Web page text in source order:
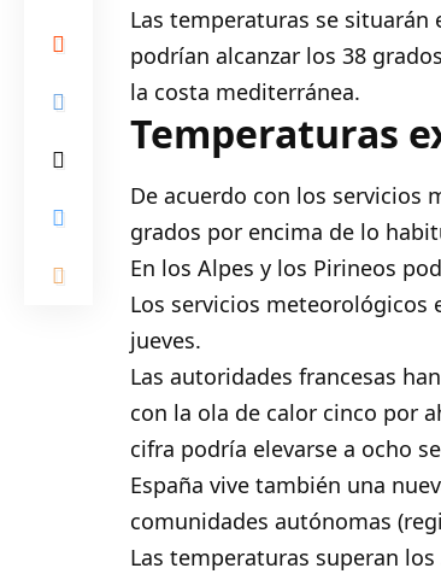
Las temperaturas se situarán
podrían alcanzar los 38
la costa mediterránea.
Temperaturas
De acuerdo con los servicios
grados por encima de lo
En los Alpes y los Pirineos
Los servicios meteorológicos
jueves.
Las autoridades francesas
con la ola de calor cinco por
cifra podría elevarse a ocho
España vive también una
comunidades autónomas
Las temperaturas superan